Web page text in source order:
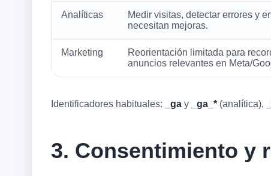
Analíticas
Medir visitas, detectar errores y
necesitan mejoras.
Marketing
Reorientación limitada para
anuncios relevantes en Meta/
Identificadores habituales: _ga y _ga_* (analítica),
3. Consentimiento y